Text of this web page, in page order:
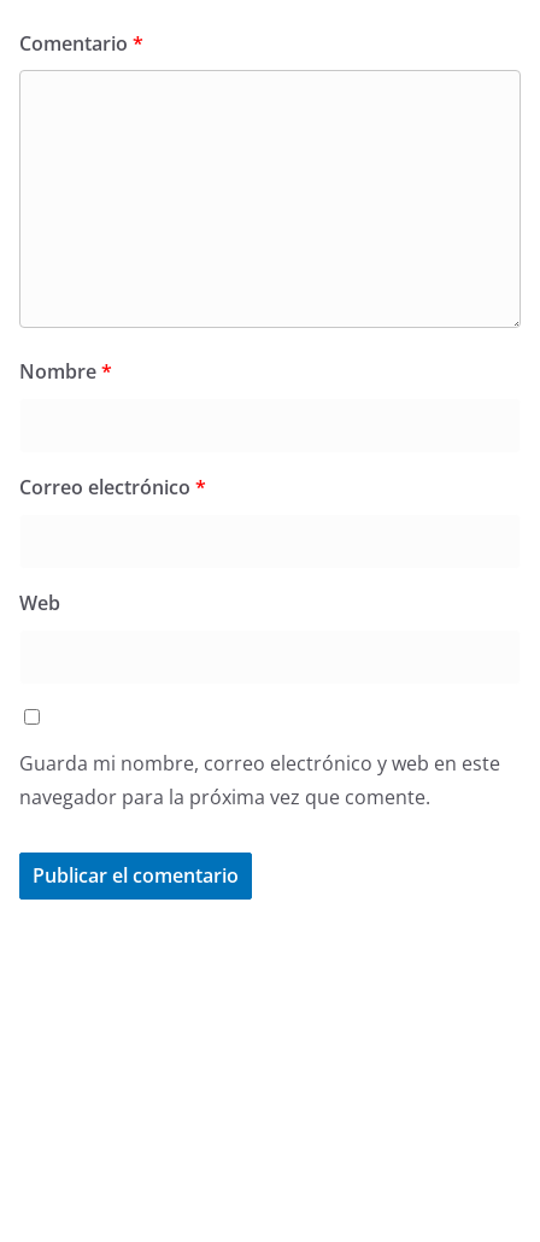
Comentario *
Nombre*
Correo electrónico *
Web
Guarda mi nombre, correo electrónico y web en este
navegador para la próxima vez que comente.